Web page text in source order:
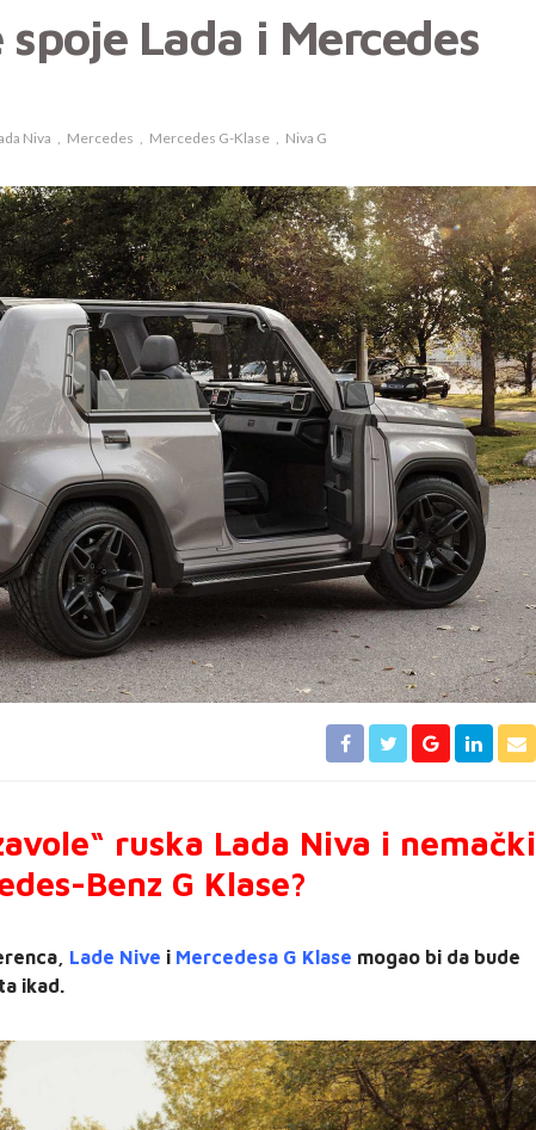
Lada i Mercedes
Niva Mercedes Mercedes G-Klase Niva G
ruska Lada Niva i nemački
Benz G Klase?
Lade Nive i Mercedesa G Klase mogao bi da bude
ikad.